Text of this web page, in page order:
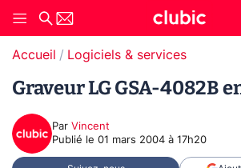
Accueil Logiciels & services
Graveur LG GSA-4082B
Par Vincent
Publié le 01 mars 2004 à 17h20